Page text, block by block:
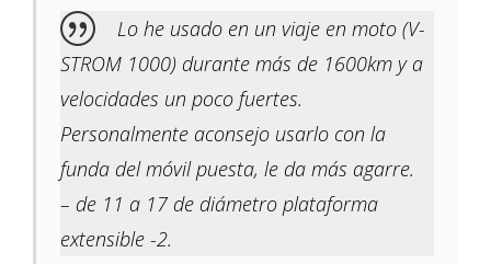
Lo he usado en un viaje en moto (V-
STROM 1000) durante más de 1600km y a
velocidades un poco fuertes.
Personalmente aconsejo usarlo con la
funda del móvil puesta, le da más agarre.
– de 11 a 17 de diámetro plataforma
extensible -2.